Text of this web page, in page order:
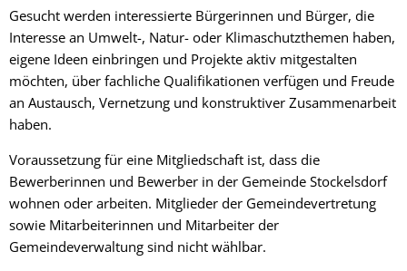
Gesucht werden interessierte Bürgerinnen und Bürger, die
Interesse an Umwelt-, Natur- oder Klimaschutzthemen haben,
eigene Ideen einbringen und Projekte aktiv mitgestalten
möchten, über fachliche Qualifikationen verfügen und Freude
an Austausch, Vernetzung und konstruktiver Zusammenarbeit
haben.
Voraussetzung für eine Mitgliedschaft ist, dass die
Bewerberinnen und Bewerber in der Gemeinde Stockelsdorf
wohnen oder arbeiten. Mitglieder der Gemeindevertretung
sowie Mitarbeiterinnen und Mitarbeiter der
Gemeindeverwaltung sind nicht wählbar.